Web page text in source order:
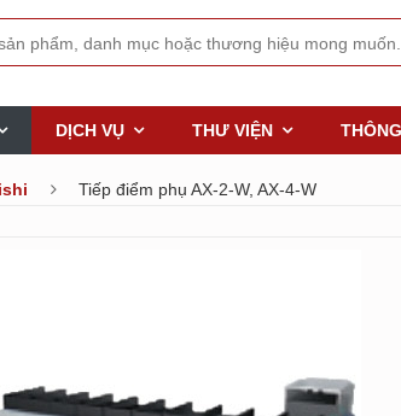
DỊCH VỤ THƯ VIỆN
Tiếp điểm phụ AX-2-W, AX-4-W